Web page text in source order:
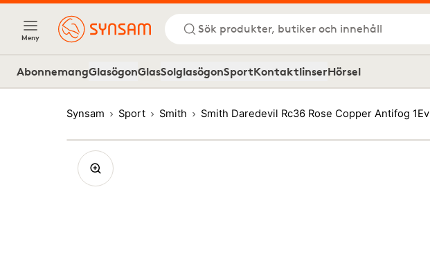
Meny
Sök produkter, butiker och innehåll
AbonnemangGlasögonGlasSolglasögonSportKontaktlinserHörsel
Synsam Sport Smith Smith Daredevil Rc36 Rose Copper Antifog 1Ev